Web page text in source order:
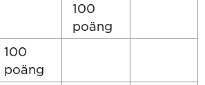
100
poäng
100
poäng